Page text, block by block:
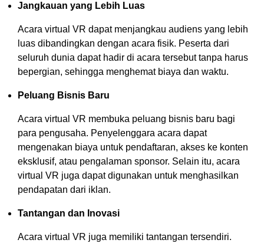
Jangkauan yang Lebih Luas
Acara virtual VR dapat menjangkau audiens yang lebih
luas dibandingkan dengan acara fisik. Peserta dari
seluruh dunia dapat hadir di acara tersebut tanpa harus
bepergian, sehingga menghemat biaya dan waktu.
Peluang Bisnis Baru
Acara virtual VR membuka peluang bisnis baru bagi
para pengusaha. Penyelenggara acara dapat
mengenakan biaya untuk pendaftaran, akses ke konten
eksklusif, atau pengalaman sponsor. Selain itu, acara
virtual VR juga dapat digunakan untuk menghasilkan
pendapatan dari iklan.
Tantangan dan Inovasi
Acara virtual VR juga memiliki tantangan tersendiri.